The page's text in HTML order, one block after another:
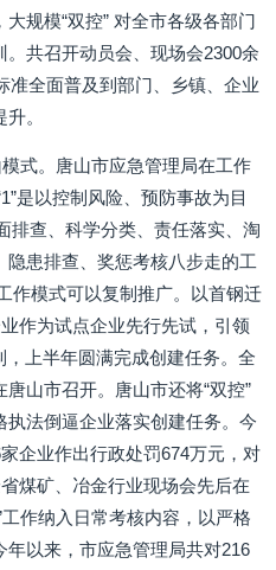
规模“双控” 对全市各级各部门
共召开动员会、现场会2300余
准全面普及到部门、乡镇、企业
。
式。唐山市应急管理局在工作
是以控制风险、预防事故为目
排查、科学分类、责任落实、淘
患排查、奖惩考核八步走的工
作模式可以复制推广。以首钢迁
作为试点企业先行先试，引领
，上半年圆满完成创建任务。全
山市召开。唐山市还将“双控”
法倒逼企业落实创建任务。今
企业作出行政处罚674万元，对
煤矿、冶金行业现场会先后在
作纳入日常考核内容，以严格
以来，市应急管理局共对216